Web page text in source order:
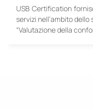
USB Certification
servizi nell’ambito dello
“Valutazione della